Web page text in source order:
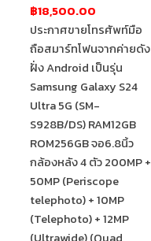
฿18,500.00
ประกาศขายโทรศัพท์มือ
ถือสมาร์ทโฟนจากค่ายดัง
ฝั่ง Android เป็นรุ่น
Samsung Galaxy S24
Ultra 5G (SM-
S928B/DS) RAM12GB
ROM256GB จอ6.8นิ้ว
กล้องหลัง 4 ตัว 200MP +
50MP (Periscope
telephoto) + 10MP
(Telephoto) + 12MP